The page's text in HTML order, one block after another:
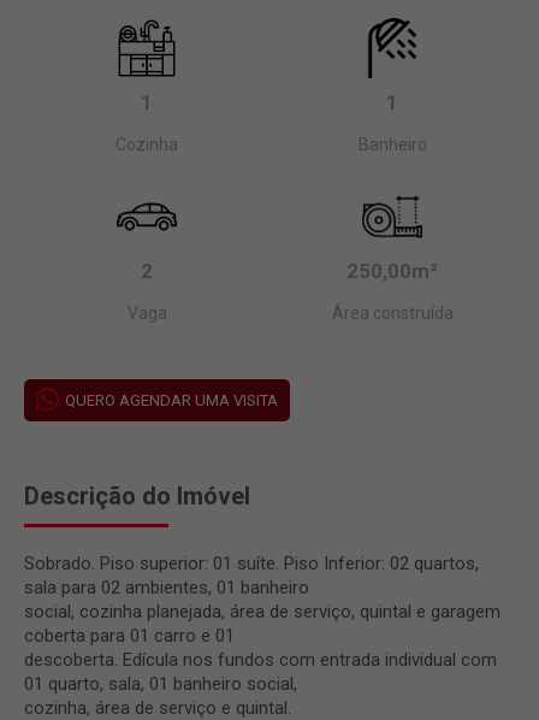
1
Cozinha
1
Banheiro
2
Vaga
250,00m²
Área construída
QUERO AGENDAR UMA VISITA
Descrição do Imóvel
Sobrado. Piso superior: 01 suíte. Piso Inferior: 02 quartos,
sala para 02 ambientes, 01 banheiro
social, cozinha planejada, área de serviço, quintal e garagem
coberta para 01 carro e 01
descoberta. Edícula nos fundos com entrada individual com
01 quarto, sala, 01 banheiro social,
cozinha, área de serviço e quintal.